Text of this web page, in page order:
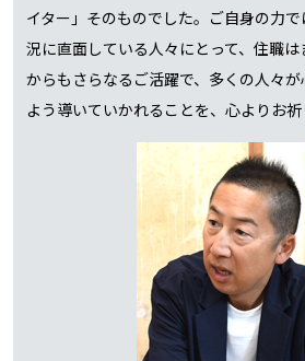
イター」そのものでした。ご自身の力
況に直面している人々にとって、住職
からもさらなるご活躍で、多くの人々
よう導いていかれることを、心よりお祈